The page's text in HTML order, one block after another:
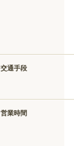
交通手段
営業時間